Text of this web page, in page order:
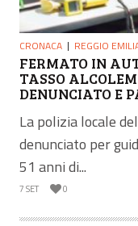
CRONACA REGGIO
FERMATO IN
TASSO
DENUNCIATO E
La polizia locale
denunciato per
51 anni di...
7 SET 0